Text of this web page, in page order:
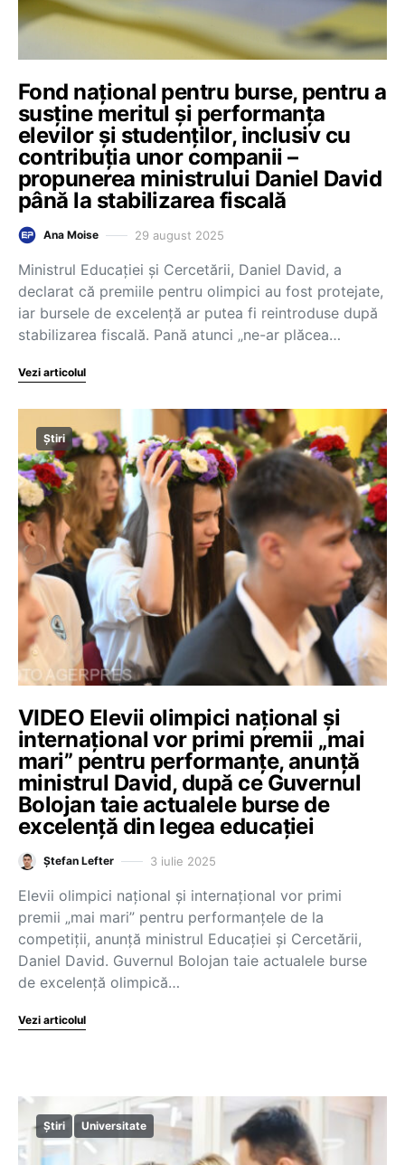
Fond național pentru burse, pentru a
susține meritul și performanța
elevilor și studenților, inclusiv cu
contribuția unor companii –
propunerea ministrului Daniel David
până la stabilizarea fiscală
Ana Moise 29 august 2025
Ministrul Educației și Cercetării, Daniel David, a
declarat că premiile pentru olimpici au fost protejate,
iar bursele de excelență ar putea fi reintroduse după
stabilizarea fiscală. Pană atunci „ne-ar plăcea…
Vezi articolul
Știri
VIDEO Elevii olimpici național și
internațional vor primi premii „mai
mari” pentru performanțe, anunță
ministrul David, după ce Guvernul
Bolojan taie actualele burse de
excelență din legea educației
Ștefan Lefter 3 iulie 2025
Elevii olimpici național și internațional vor primi
premii „mai mari” pentru performanțele de la
competiții, anunță ministrul Educației și Cercetării,
Daniel David. Guvernul Bolojan taie actualele burse
de excelență olimpică…
Vezi articolul
Știri Universitate